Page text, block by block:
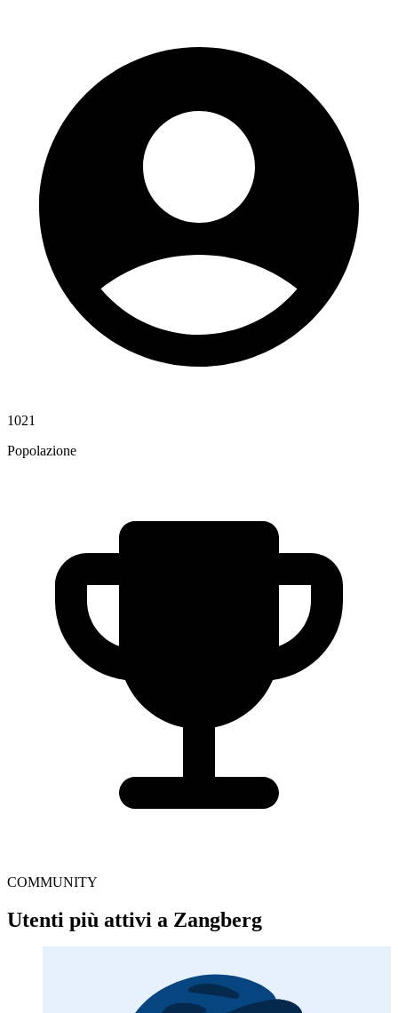
1021
Popolazione
COMMUNITY
Utenti più attivi a Zangberg